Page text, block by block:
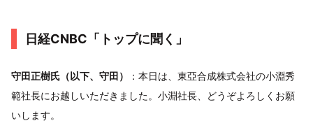
日経CNBC「トップに聞く」
守田正樹氏（以下、守田）
：本日は、東亞合成株式会社の小淵秀
範社長にお越しいただきました。小淵社長、どうぞよろしくお願
いします。